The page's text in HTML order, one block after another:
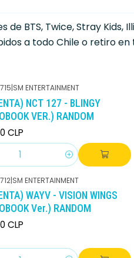
BTS, Twice, Stray Kids,
a todo Chile o retiro en
|SM ENTERTAINMENT
NCT 127 - BLINGY
VER.) RANDOM
CLP
|SM ENTERTAINMENT
WAYV - VISION WINGS
Ver.) RANDOM
CLP